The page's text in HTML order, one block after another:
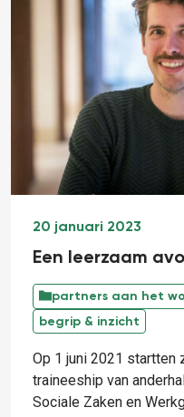
20 januari 2023
Een leerzaam
partners aan het
begrip & inzicht
Op 1 juni 2021 startten
traineeship van
Sociale Zaken en